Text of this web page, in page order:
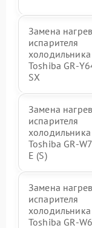
Замена
испарителя
холодильника
Toshiba GR-
SX
Замена
испарителя
холодильника
Toshiba GR-
E (S)
Замена
испарителя
холодильника
Toshiba GR-